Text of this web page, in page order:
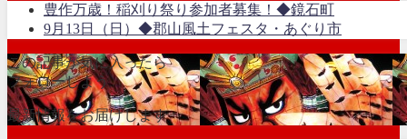
豊作万歳！稲刈り祭り参加者募集！◆鏡石町
9月13日（日）◆郡山風土フェスタ・あぐり市
この記事が気に入ったら
フォローしよう
最新情報をお届けします